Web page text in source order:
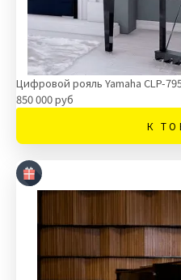
Цифровой рояль Yamaha CLP-
850 000 руб
К